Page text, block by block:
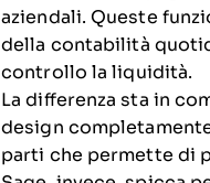
aziendali. Queste
della contabilità
controllo la liquidità.
La differenza sta in
design
parti che permette di